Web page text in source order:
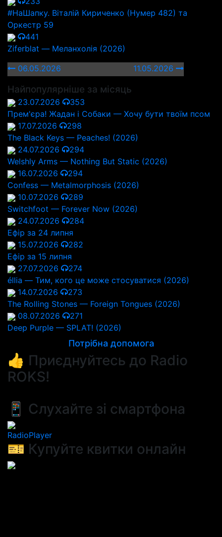
#НаШапку. Віталій Кириченко (Нумер 482) та
Оркестр 59
441
Ziferblat — Меланхолія (2026)
06.05.2026
11.05.2026
Найпопулярніше за місяць
23.07.2026
353
Прем'єра! Жадан і Собаки — Хочу бути твоїм псом
17.07.2026
298
The Black Keys — Peaches! (2026)
24.07.2026
294
Welshly Arms — Nothing But Static (2026)
16.07.2026
294
Confess — Metalmorphosis (2026)
10.07.2026
289
Switchfoot — Forever Now (2026)
24.07.2026
284
Ефір за 24 липня
15.07.2026
282
Ефір за 15 липня
27.07.2026
274
éllia — Тим, кого це може стосуватися (2026)
14.07.2026
273
The Rolling Stones — Foreign Tongues (2026)
08.07.2026
271
Deep Purple — SPLAT! (2026)
Потрібна допомога
👍 Приєднуйтесь до Radio
ROKS!
📱 Слухайте зі смартфона
RadioPlayer
🎫 Купуйте квитки онлайн